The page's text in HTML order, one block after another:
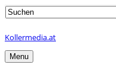
Search
Kollermedia.at
Menu